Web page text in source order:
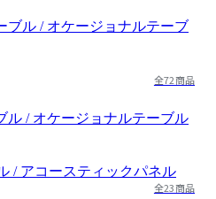
全72商品
ル / オケージョナルテーブル
全23商品